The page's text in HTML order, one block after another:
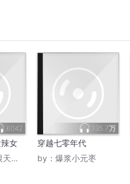
6042
女
法
135.7万
穿越七零年代
by： 爆浆小元枣